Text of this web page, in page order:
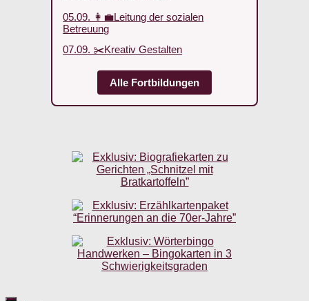
05.09. 👩‍💼Leitung der sozialen
Betreuung
07.09. ✂️Kreativ Gestalten
Alle Fortbildungen